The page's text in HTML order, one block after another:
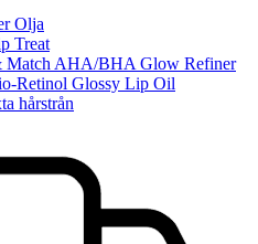
Olja
Treat
Match AHA/BHA Glow Refiner
Retinol Glossy Lip Oil
hårstrån